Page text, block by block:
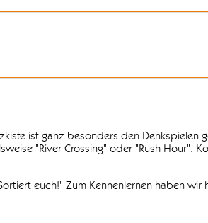
ist ganz besonders den Denkspielen
"River Crossing" oder "Rush Hour".
euch!" Zum Kennenlernen haben wir